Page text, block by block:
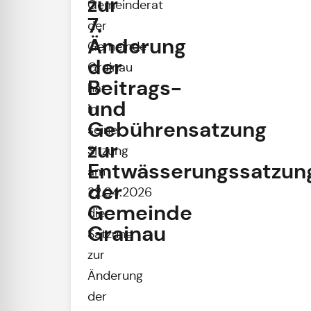
7.
Änderung
der
Beitrags-
und
Gebührensatzung
zur
der
Gemeinde
Grainau
Gemeinderat
der
Gemeinde
Grainau
hat
in
seiner
Sitzung
am
22.04.2026
die
Satzung
zur
Änderung
der